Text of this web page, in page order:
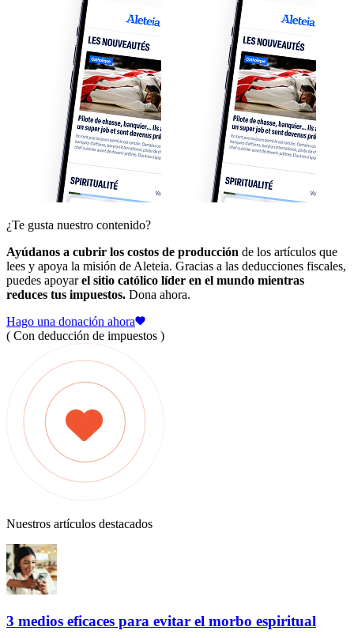
¿Te gusta nuestro contenido?
Ayúdanos a cubrir los costos de producción de los artículos que
lees y apoya la misión de Aleteia. Gracias a las deducciones fiscales,
puedes apoyarel sitio católico líder en el mundo mientras
reduces tus impuestos. Dona ahora.
Hago una donación ahora
( Con deducción de impuestos )
Nuestros artículos destacados
3 medios eficaces para evitar el morbo espiritual